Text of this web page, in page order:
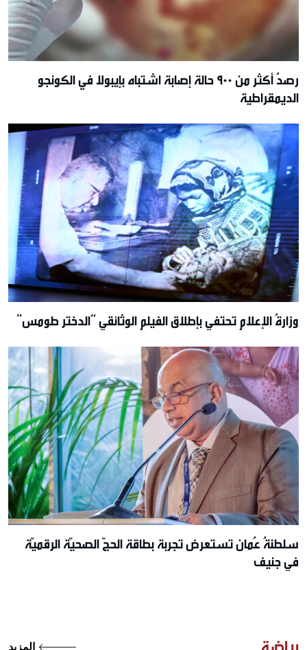
رصدُ أكثر من 900 حالة إصابة اشتباه بإيبولا في الكونجو
الديمقراطية
وزارةُ الإعلام تحتفي بإطلاق الفيلم الوثائقي “الدختر طومس”
سلطنةُ عُمان تستعرض تجربة بطاقة الحجّ الصحيّة الرقميّة
في جنيف
المزيد